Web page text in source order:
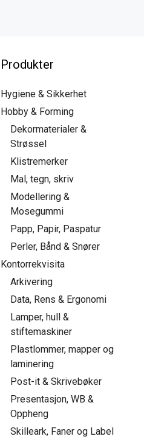
Produkter
Hygiene & Sikkerhet
Hobby & Forming
Dekormaterialer &
Strøssel
Klistremerker
Mal, tegn, skriv
Modellering &
Mosegummi
Papp, Papir, Paspatur
Perler, Bånd & Snører
Kontorrekvisita
Arkivering
Data, Rens & Ergonomi
Lamper, hull &
stiftemaskiner
Plastlommer, mapper og
laminering
Post-it & Skrivebøker
Presentasjon, WB &
Oppheng
Skilleark, Faner og Label